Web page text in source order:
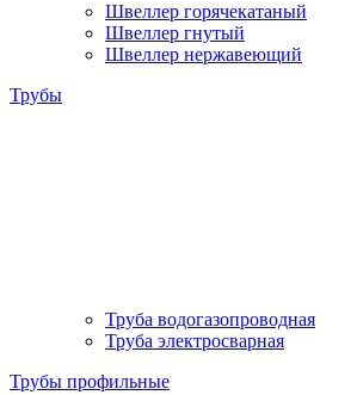
Швеллер горячекатаный
Швеллер гнутый
Швеллер нержавеющий
Трубы
Труба водогазопроводная
Труба электросварная
Трубы профильные